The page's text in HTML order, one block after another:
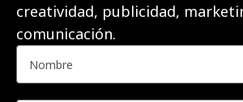
creatividad, publicidad,
comunicación.